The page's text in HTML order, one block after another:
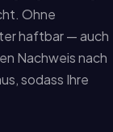
Ohne
haftbar — auch
Nachweis nach
sodass Ihre